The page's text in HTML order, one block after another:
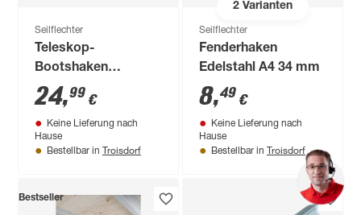
Seilflechter
Teleskop-
Bootshaken
Aluminium/Kunststoff
120 - 200 cm
24,99 €
Keine Lieferung nach
Hause
Bestellbar in Troisdorf
2Varianten
Seilflechter
Fenderhaken
Edelstahl A4 34 mm
8,49 €
Keine Lieferung nach
Hause
Bestellbar in Troisdorf
Bestseller